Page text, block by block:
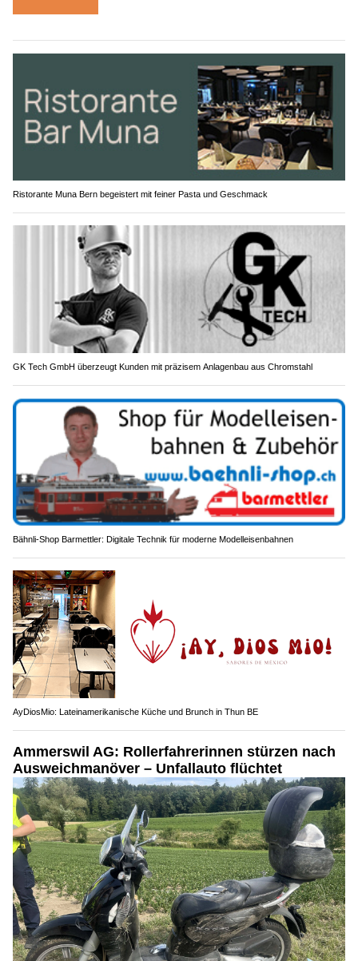
Ristorante Muna Bern begeistert mit feiner Pasta und Geschmack
GK Tech GmbH überzeugt Kunden mit präzisem Anlagenbau aus Chromstahl
Bähnli-Shop Barmettler: Digitale Technik für moderne Modelleisenbahnen
AyDiosMio: Lateinamerikanische Küche und Brunch in Thun BE
Ammerswil AG: Rollerfahrerinnen stürzen nach
Ausweichmanöver – Unfallauto flüchtet